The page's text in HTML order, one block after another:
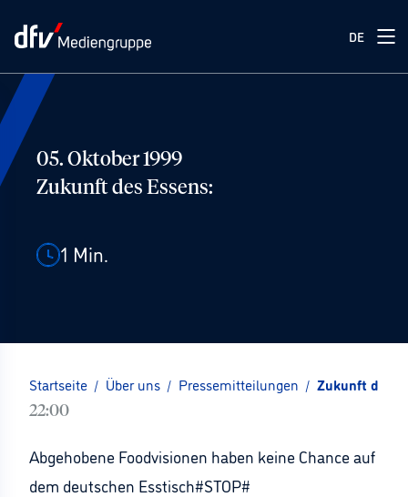
DE
05. Oktober 1999
Zukunft des Essens:
1 Min.
Startseite / Über uns / Pressemitteilungen / Zukunft des
22:00
Abgehobene Foodvisionen haben keine Chance auf
dem deutschen Esstisch#STOP#